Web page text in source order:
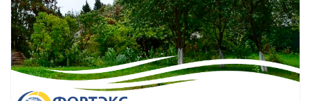
Смотреть проект